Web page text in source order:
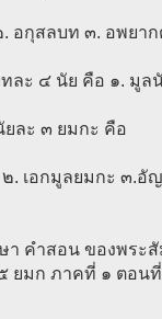
. อกุสลบท ๓. อพยา
ละ ๔ นัย คือ ๑. มูล
ละ ๓ ยมกะ คือ
๒. เอกมูลยมกะ ๓.
า คำสอน ของพระ
ยมก ภาคที่ ๑ ตอน